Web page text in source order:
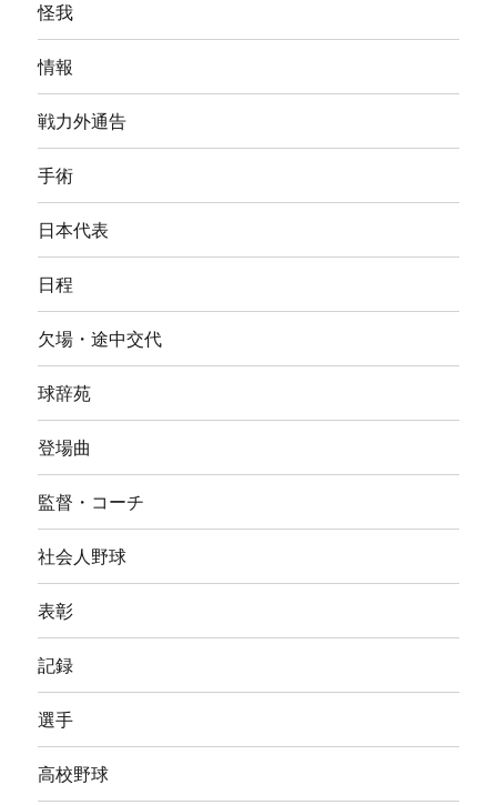
怪我
情報
戦力外通告
手術
日本代表
日程
欠場・途中交代
球辞苑
登場曲
監督・コーチ
社会人野球
表彰
記録
選手
高校野球